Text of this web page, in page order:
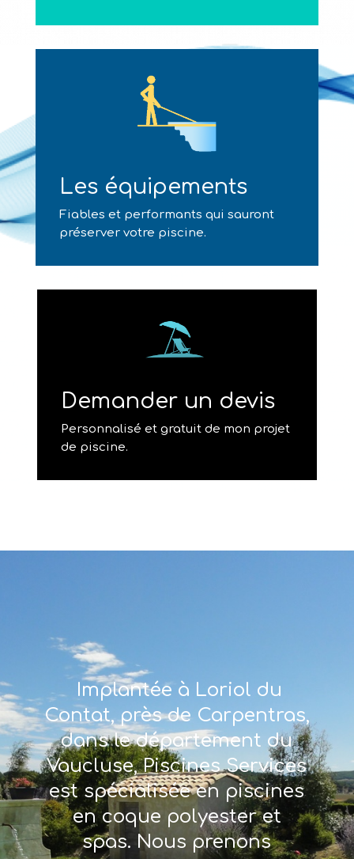
Les équipements
Fiables et performants qui sauront
préserver votre piscine.
Demander un devis
Personnalisé et gratuit de mon projet
de piscine.
Implantée à Loriol du
Contat, près de Carpentras,
dans le département du
Vaucluse, Piscines Services
est spécialisée en piscines
en coque polyester et
spas. Nous prenons